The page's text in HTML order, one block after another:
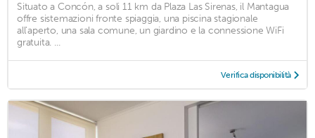
Situato a Concón, a soli 11 km da Plaza Las Sirenas, il Mantagua
offre sistemazioni fronte spiaggia, una piscina stagionale
all'aperto, una sala comune, un giardino e la connessione WiFi
gratuita. ...
Verifica disponibilità